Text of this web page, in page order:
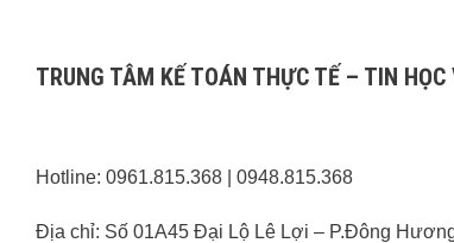
TRUNG TÂM KẾ TOÁN THỰC TẾ – TIN
Hotline: 0961.815.368 | 0948.815.368
Địa chỉ: Số 01A45 Đại Lộ Lê Lợi – P.Đông